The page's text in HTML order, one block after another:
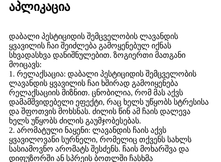
აპლიკაცია
დაბალი პესტიციდის შემცველობის ლავანდის
ყვავილის ჩაი შეიძლება გამოყენებულ იქნას
სხვადასხვა დანიშნულებით. ზოგიერთი მათგანი
მოიცავს:
1. რელაქსაცია: დაბალი პესტიციდის შემცველობის
ლავანდის ყვავილის ჩაი ხშირად გამოიყენება
რელაქსაციის მიზნით. ცნობილია, რომ მას აქვს
დამამშვიდებელი ეფექტი, რაც ხელს უწყობს სტრესისა
და შფოთვის მოხსნას. ძილის წინ ამ ჩაის დალევა
ხელს უწყობს ძილის გაუმჯობესებას.
2. არომატული ნაყენი: ლავანდის ჩაის აქვს
ყვავილოვანი სურნელი, რომელიც თქვენს სახლს
სასიამოვნო არომატს შესძენს. ჩაის მოხარშვა და
დიფუზორში ან სპრეის ბოთლში ჩასხმა